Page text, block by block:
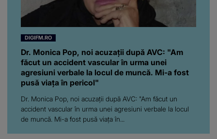
Dr. Monica Pop, noi acuzații după AVC: "Am făcut un
accident vascular în urma unei agresiuni verbale la locul
Să crești mare